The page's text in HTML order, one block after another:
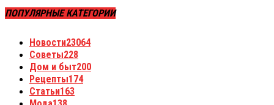
ПОПУЛЯРНЫЕ КАТЕГОРИИ
Новости23064
Советы228
Дом и быт200
Рецепты174
Статьи163